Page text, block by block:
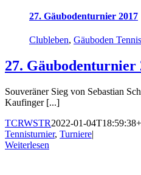
27. Gäubodenturnier 2017
Clubleben, Gäuboden
27. Gäubodenturnier
Souveräner Sieg von Sebastian
Kaufinger [...]
TCRWSTR2022-01-
Tennisturnier, Turniere|
Weiterlesen